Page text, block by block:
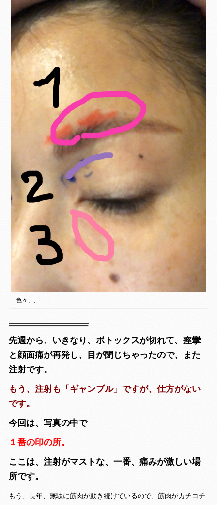
色々、、
先週から、いきなり、ボトックスが切れて、痙攣
と顔面痛が再発し、目が閉じちゃったので、また
注射です。
もう、注射も「ギャンブル」ですが、仕方がない
です。
今回は、写真の中で
１番の印の所。
ここは、注射がマストな、一番、痛みが激しい場
所です。
もう、長年、無駄に筋肉が動き続けているので、筋肉がカチコチ